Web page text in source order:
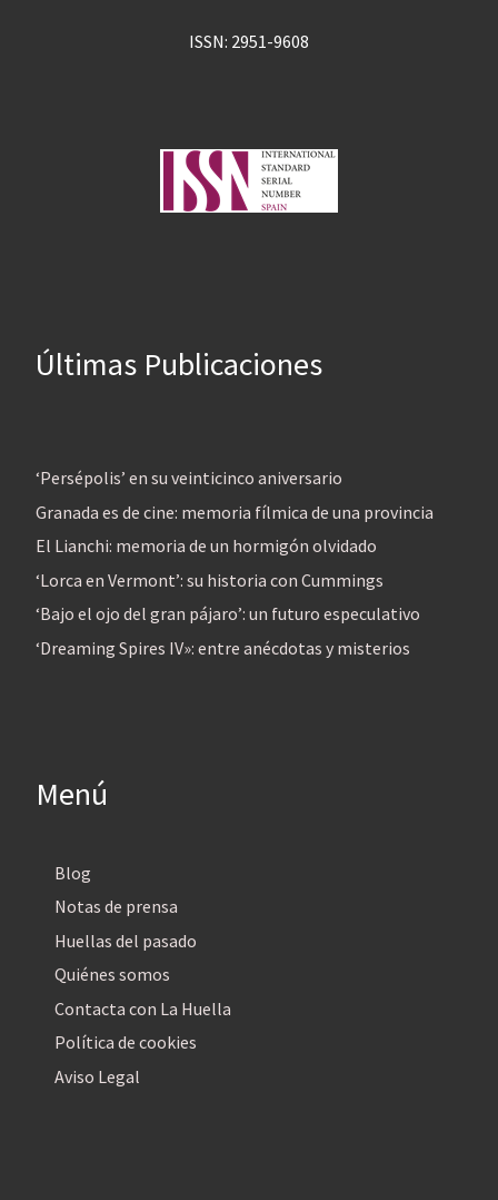
ISSN: 2951-9608
Últimas Publicaciones
‘Persépolis’ en su veinticinco aniversario
Granada es de cine: memoria fílmica de una provincia
El Lianchi: memoria de un hormigón olvidado
‘Lorca en Vermont’: su historia con Cummings
‘Bajo el ojo del gran pájaro’: un futuro especulativo
‘Dreaming Spires IV»: entre anécdotas y misterios
Menú
Blog
Notas de prensa
Huellas del pasado
Quiénes somos
Contacta con La Huella
Política de cookies
Aviso Legal